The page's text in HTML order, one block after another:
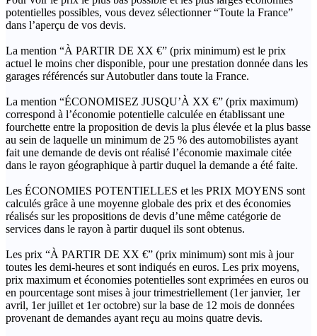
potentielles possibles, vous devez sélectionner “Toute la France”
dans l’aperçu de vos devis.
La mention “À PARTIR DE XX €” (prix minimum) est le prix
actuel le moins cher disponible, pour une prestation donnée dans les
garages référencés sur Autobutler dans toute la France.
La mention “ÉCONOMISEZ JUSQU’À XX €” (prix maximum)
correspond à l’économie potentielle calculée en établissant une
fourchette entre la proposition de devis la plus élevée et la plus basse
au sein de laquelle un minimum de 25 % des automobilistes ayant
fait une demande de devis ont réalisé l’économie maximale citée
dans le rayon géographique à partir duquel la demande a été faite.
Les ÉCONOMIES POTENTIELLES et les PRIX MOYENS sont
calculés grâce à une moyenne globale des prix et des économies
réalisés sur les propositions de devis d’une même catégorie de
services dans le rayon à partir duquel ils sont obtenus.
Les prix “À PARTIR DE XX €” (prix minimum) sont mis à jour
toutes les demi-heures et sont indiqués en euros. Les prix moyens,
prix maximum et économies potentielles sont exprimées en euros ou
en pourcentage sont mises à jour trimestriellement (1er janvier, 1er
avril, 1er juillet et 1er octobre) sur la base de 12 mois de données
provenant de demandes ayant reçu au moins quatre devis.